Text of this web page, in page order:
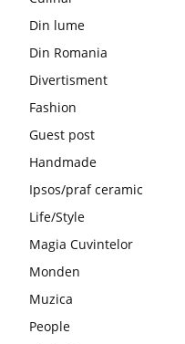
Din lume
Din Romania
Divertisment
Fashion
Guest post
Handmade
Ipsos/praf ceramic
Life/Style
Magia Cuvintelor
Monden
Muzica
People